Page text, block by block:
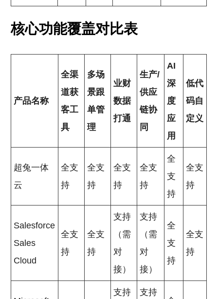
核心功能覆盖对比表
产品名称
全渠
道获
客工
具
多场
景跟
单管
理
业财
数据
打通
生产/
供应
链协
同
AI
深
度
应
用
低代
码自
定义
超兔一体
云
全支
持
全支
持
全支
持
全支
持
全
支
持
全支
持
Salesforce
Sales
Cloud
全支
持
全支
持
支持
（需
对
接）
支持
（需
对
接）
全
支
持
全支
持
支持
支持